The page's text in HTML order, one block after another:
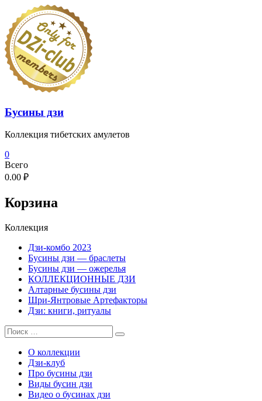
Перейти
содержимому
Бусины дзи
Коллекция тибетских амулетов
0
Всего
0.00 ₽
Корзина
Коллекция
Дзи-комбо 2023
Бусины дзи — браслеты
Бусины дзи — ожерелья
КОЛЛЕКЦИОННЫЕ ДЗИ
Алтарные бусины дзи
Шри-Янтровые Артефакторы
Дзи: книги, ритуалы
О коллекции
Дзи-клуб
Про бусины дзи
Виды бусин дзи
Видео о бусинах дзи